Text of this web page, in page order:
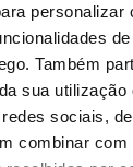
personalizar
Também
sua utilização
sociais,
combinar
da
com
sobre